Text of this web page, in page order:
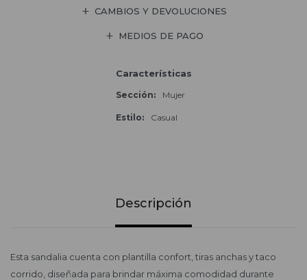
CAMBIOS Y DEVOLUCIONES
MEDIOS DE PAGO
Características
Sección Mujer
Estilo Casual
Descripción
Esta sandalia cuenta con plantilla confort, tiras anchas y taco
corrido, diseñada para brindar máxima comodidad durante